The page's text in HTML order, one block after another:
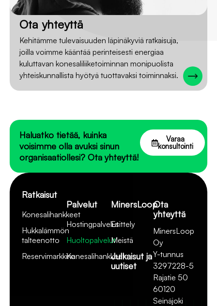
Ota yhteyttä
Kehitämme tulevaisuuden läpinäkyviä ratkaisuja,
joilla voimme kääntää perinteisesti energiaa
kuluttavan konesaliliiketoiminnan monipuolista
yhteiskunnallista hyötyä tuottavaksi toiminnaksi.
Haluatko tietää, kuinka
voisimme olla avuksi sinun
organisaatiollesi? Ota yhteyttä!
Varaa
konsultointi
Ratkaisut
Konesalihankkeet
Hukkalämmön
talteenotto
Reservimarkkina
Palvelut
Hostingpalvelut
Huoltopalvelut
Konesalihankkeet
MinersLoop
Esittely
Meistä
Julkaisut ja
uutiset
Ota
yhteyttä
MinersLoop
Oy
Y-tunnus
3297228-5
Rajatie 50
60120
Seinäjoki